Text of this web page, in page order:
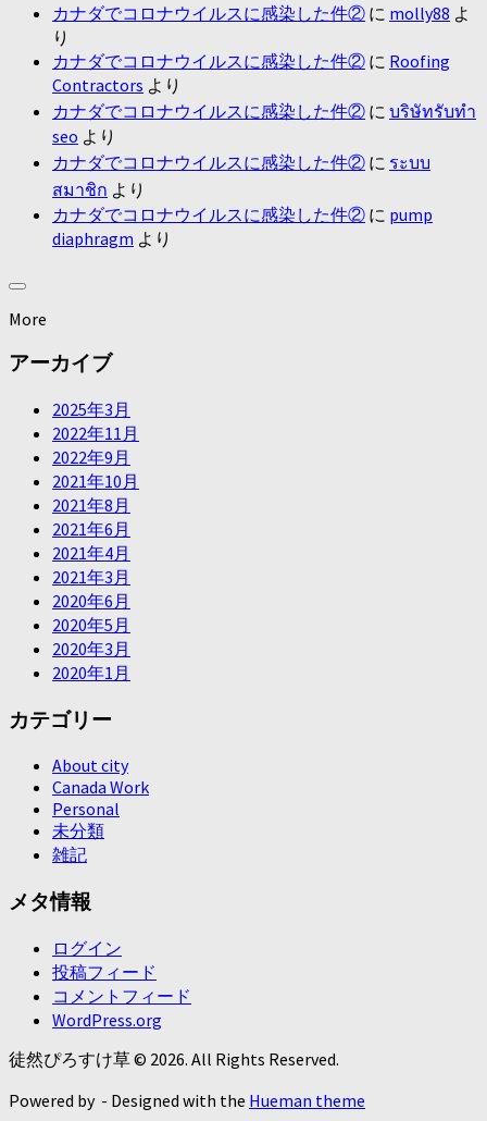
カナダでコロナウイルスに感染した件② に molly88 よ
り
カナダでコロナウイルスに感染した件② に Roofing
Contractors より
カナダでコロナウイルスに感染した件② に บริษัทรับทำ
seo より
カナダでコロナウイルスに感染した件② に ระบบ
สมาชิก より
カナダでコロナウイルスに感染した件② に pump
diaphragm より
More
アーカイブ
2025年3月
2022年11月
2022年9月
2021年10月
2021年8月
2021年6月
2021年4月
2021年3月
2020年6月
2020年5月
2020年3月
2020年1月
カテゴリー
About city
Canada Work
Personal
未分類
雑記
メタ情報
ログイン
投稿フィード
コメントフィード
WordPress.org
徒然ぴろすけ草 © 2026. All Rights Reserved.
Powered by - Designed with the Hueman theme